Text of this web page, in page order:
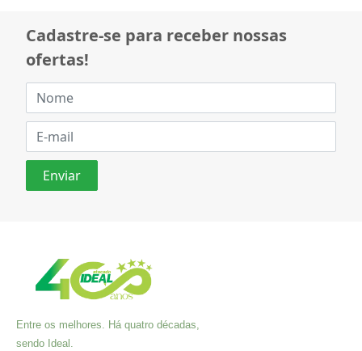
Cadastre-se para receber nossas
ofertas!
Entre os melhores. Há quatro décadas,
sendo Ideal.